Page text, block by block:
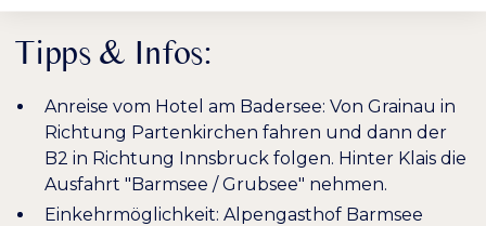
Tipps & Infos:
Anreise vom Hotel am Badersee: Von Grainau in
Richtung Partenkirchen fahren und dann der
B2 in Richtung Innsbruck folgen. Hinter Klais die
Ausfahrt "Barmsee / Grubsee" nehmen.
Einkehrmöglichkeit:Alpengasthof Barmsee